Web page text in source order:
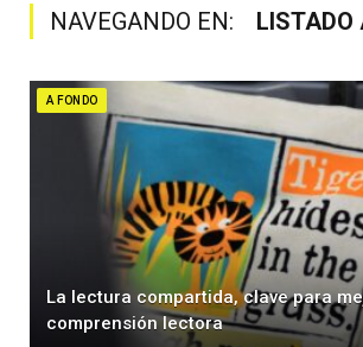
NAVEGANDO EN: LISTADO
A FONDO
La lectura compartida, clave para
comprensión lectora